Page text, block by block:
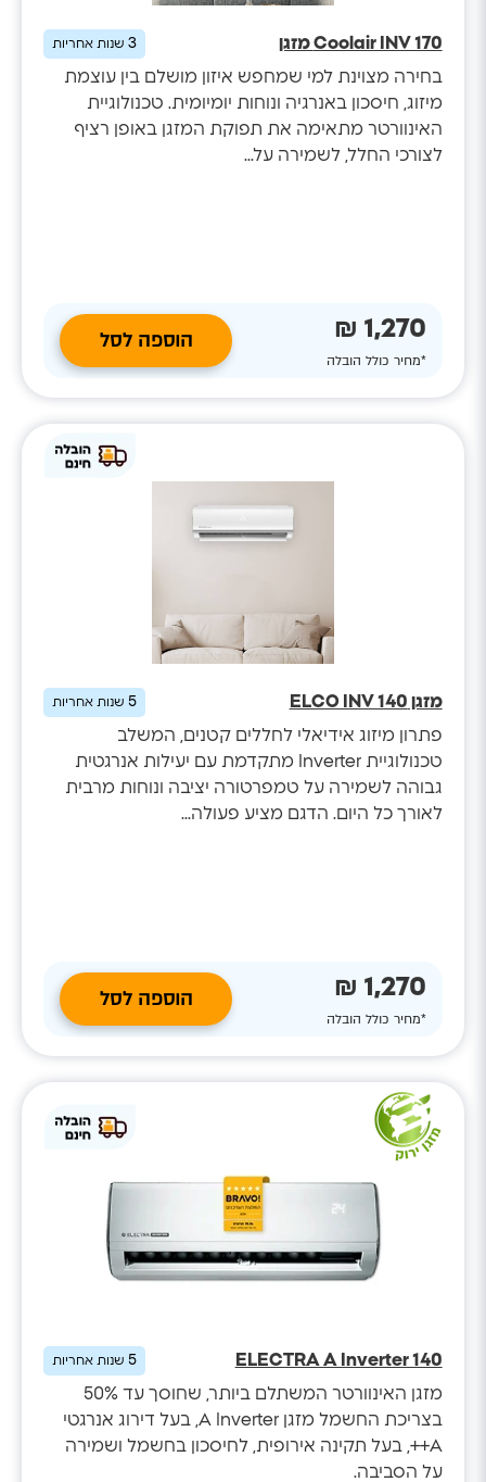
Coolair INV 170 מזגן 3שנות אחריות
בחירה מצוינת למי שמחפש איזון מושלם בין עוצמת
מיזוג, חיסכון באנרגיה ונוחות יומיומית. טכנולוגיית
האינוורטר מתאימה את תפוקת המזגן באופן רציף
לצורכי החלל, לשמירה על...
1,270 ₪
*מחיר כולל הובלה
הוספה לסל
מזגן ELCO INV 140 5שנות אחריות
פתרון מיזוג אידיאלי לחללים קטנים, המשלב
טכנולוגיית Inverter מתקדמת עם יעילות אנרגטית
גבוהה לשמירה על טמפרטורה יציבה ונוחות מרבית
לאורך כל היום. הדגם מציע פעולה...
1,270 ₪
*מחיר כולל הובלה
הוספה לסל
ELECTRA A Inverter 140
5שנות אחריות
מזגן האינוורטר המשתלם ביותר, שחוסך עד 50%
בצריכת החשמל מזגן A Inverter, בעל דירוג אנרגטי
A++, בעל תקינה אירופית, לחיסכון בחשמל ושמירה
על הסביבה.